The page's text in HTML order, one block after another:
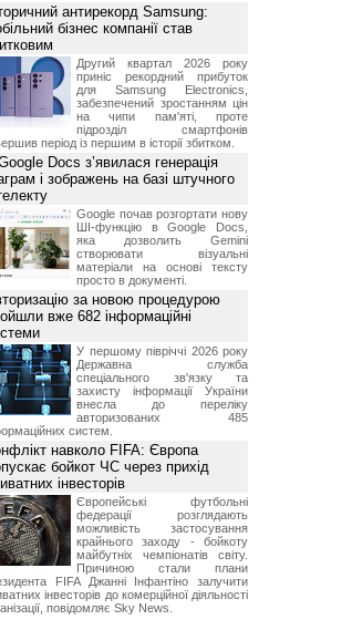
антирекорд Samsung:
бізнес компанії став
Другий квартал 2026 року
приніс рекордний прибуток
для Samsung Electronics,
забезпечений зростанням цін
на чипи пам'яті, проте
підрозділ смартфонів
період із першим в історії збитком.
Docs з’явилася генерація
і зображень на базі штучного
Google почав розгортати нову
ШІ-функцію в Google Docs,
яка дозволить Gemini
створювати візуальні
матеріали на основі тексту
просто в документі.
за новою процедурою
вже 682 інформаційні
У першому півріччі 2026 року
Державна служба
спеціального зв'язку та
захисту інформації України
внесла до переліку
авторизованих 485
систем.
навколо FIFA: Європа
бойкот ЧС через прихід
інвесторів
Європейські футбольні
федерації розглядають
можливість застосування
крайнього заходу - бойкоту
майбутніх чемпіонатів світу.
Причиною стали плани
FIFA Джанні Інфантіно залучити
інвесторів до комерційної діяльності
повідомляє Sky News.